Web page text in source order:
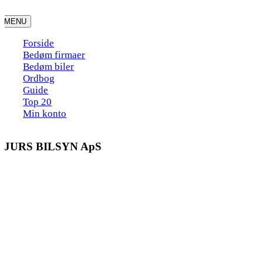
to
content
MENU
Forside
Bedøm firmaer
Bedøm biler
Ordbog
Guide
Top 20
Min konto
BILSYN ApS